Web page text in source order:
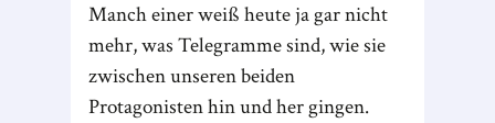
Manch einer weiß heute ja gar nicht
mehr, was Telegramme sind, wie sie
zwischen unseren beiden
Protagonisten hin und her gingen.